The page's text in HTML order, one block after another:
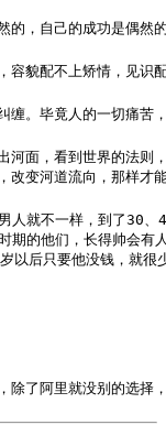
的，自己的成功是偶然
容貌配不上矫情，见识
缠。毕竟人的一切痛苦
河面，看到世界的法则
改变河道流向，那样才
人就不一样，到了30、
的他们，长得帅会有
以后只要他没钱，就很
除了阿里就没别的选择